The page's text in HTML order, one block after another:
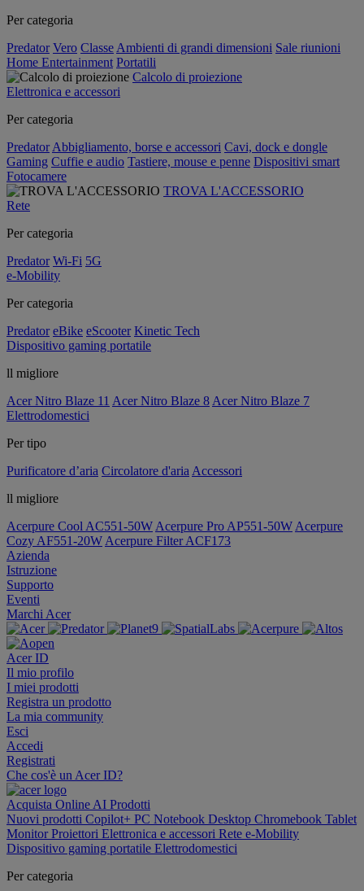
Per categoria
Predator Vero Classe Ambienti di grandi dimensioni Sale riunioni
Home Entertainment Portatili
Calcolo di proiezione
Elettronica e accessori
Per categoria
Predator Abbigliamento, borse e accessori Cavi, dock e dongle
Gaming Cuffie e audio Tastiere, mouse e penne Dispositivi smart
Fotocamere
TROVA L'ACCESSORIO
Rete
Per categoria
Predator Wi-Fi 5G
e-Mobility
Per categoria
Predator eBike eScooter Kinetic Tech
Dispositivo gaming portatile
ll migliore
Acer Nitro Blaze 11 Acer Nitro Blaze 8 Acer Nitro Blaze 7
Elettrodomestici
Per tipo
Purificatore d’aria Circolatore d'aria Accessori
ll migliore
Acerpure Cool AC551-50W Acerpure Pro AP551-50W Acerpure
Cozy AF551-20W Acerpure Filter ACF173
Azienda
Istruzione
Supporto
Eventi
Marchi Acer
Acer ID
Il mio profilo
I miei prodotti
Registra un prodotto
La mia community
Esci
Accedi
Registrati
Che cos'è un Acer ID?
Acquista Online AI Prodotti
Nuovi prodotti Copilot+ PC Notebook Desktop Chromebook Tablet
MonitorProiettori Elettronica e accessori Rete e-Mobility
Dispositivo gaming portatile Elettrodomestici
Per categoria